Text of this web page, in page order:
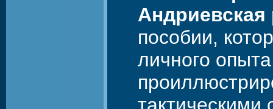
Андриевская
пособии,
личного